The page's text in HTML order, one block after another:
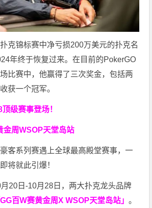
克锦标赛中净亏损200万美元的扑克名
年终于恢复过来。在目前的PokerGO
比赛中，他赢得了三次奖金，包括两
获一个冠军。
顶级赛事登场！
金周WSOP天堂岛站
客系列赛遇上全球最高殿堂赛事，一
将就此引爆！
20日-10月28日，两大扑克龙头品牌
GG百W赛黄金周X WSOP天堂岛站」。